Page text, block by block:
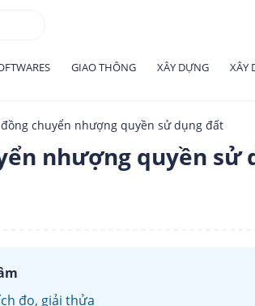
GIAO THÔNG XÂY DỰNG XÂY
chuyển nhượng quyền sử dụng đất
nhượng quyền sử
đo, giải thửa